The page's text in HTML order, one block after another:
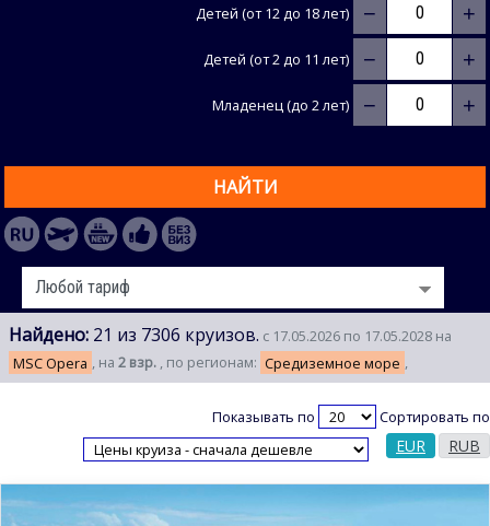
Детей (от 12 до 18 лет) − +
Детей (от 2 до 11 лет) − +
Младенец (до 2 лет) − +
НАЙТИ
Найдено: 21 из 7306 круизов. с 17.05.2026 по 17.05.2028 на
MSC Opera , на 2 взр. , по регионам: Средиземное море ,
Показывать по Сортировать по
EUR RUB